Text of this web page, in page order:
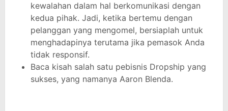
kewalahan dalam hal berkomunikasi dengan
kedua pihak. Jadi, ketika bertemu dengan
pelanggan yang mengomel, bersiaplah untuk
menghadapinya terutama jika pemasok Anda
tidak responsif.
Baca kisah salah satu pebisnis Dropship yang
sukses, yang namanya Aaron Blenda.